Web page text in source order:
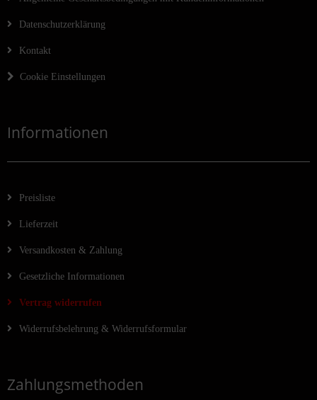
Datenschutzerklärung
Kontakt
Cookie Einstellungen
Informationen
Preisliste
Lieferzeit
Versandkosten & Zahlung
Gesetzliche Informationen
Vertrag widerrufen
Widerrufsbelehrung & Widerrufsformular
Zahlungsmethoden